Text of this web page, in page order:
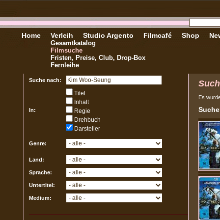
Home Verleih
Gesamtkatalog
Filmsuche
Fristen, Preise, Club, Drop-Box
Fernleihe
Studio Argento Filmcafé Shop
Suche nach:
In:
Titel
Inhalt
Regie
Drehbuch
Darsteller
Genre:
Land:
Sprache:
Untertitel:
Medium:
Es